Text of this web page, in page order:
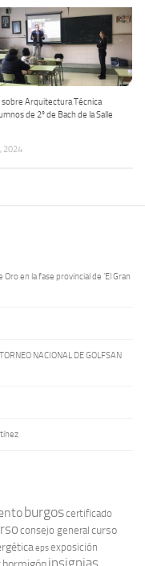
sobre Arquitectura Técnica
de 2º de Bach de la Salle
2024
en la fase provincial de ‘El Gran
NACIONAL DE GOLFSAN
burgoscertificado
consejo general curso
epsexposición